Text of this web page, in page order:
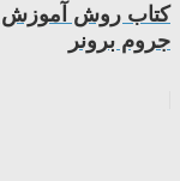
کتاب روش
جروم برونر